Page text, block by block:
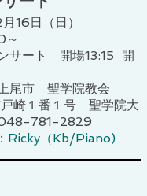
16日（日）
～
サート 開場13:15 開
尾市 聖学院教会
崎１番１号 聖学院大
781-2829
Ricky（Kb/Piano)